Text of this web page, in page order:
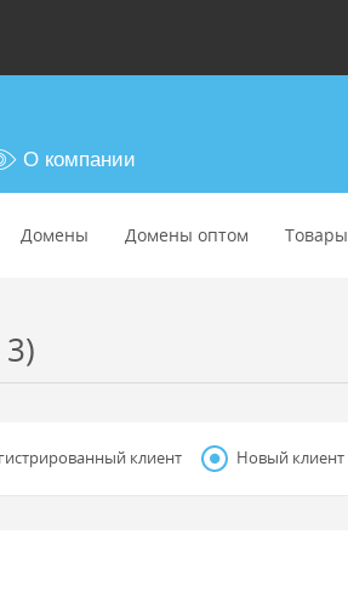
Домены Домены оптом Товары
О компании
клиент Новый клиент